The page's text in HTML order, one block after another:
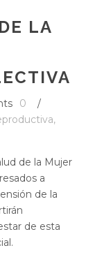
LA
0
/
,
de la Mujer
a
de la
de esta